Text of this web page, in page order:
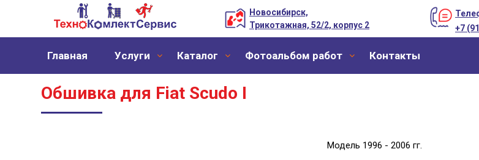
Новосибирск,
Трикотажная, 52/2, корпус 2
+7
Главная Уcлуги Каталог Фотоальбом работ Контакты
Обшивка для Fiat Scudo I
Модель 1996 - 2006 гг.